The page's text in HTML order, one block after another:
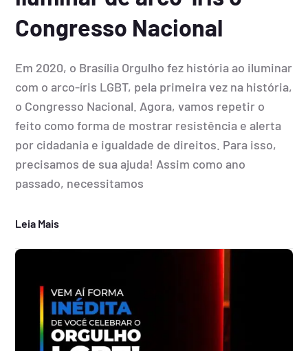
Congresso Nacional
Em 2020, o Brasília Orgulho fez história ao iluminar
com o arco-íris LGBT, pela primeira vez na história,
o Congresso Nacional. Agora, vamos repetir o
feito como forma de mostrar resistência e alerta
por cidadania e igualdade de direitos. Para isso,
precisamos de sua ajuda! Assim como ano
passado, necessitamos
Leia Mais